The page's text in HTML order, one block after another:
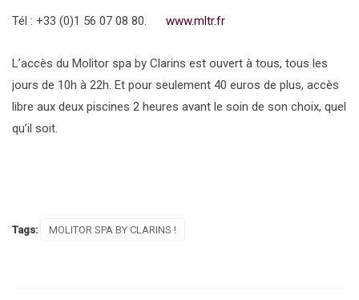
Tél : +33 (0)1 56 07 08 80. www.mltr.fr
L’accès du Molitor spa by Clarins est ouvert à tous, tous les
jours de 10h à 22h. Et pour seulement 40 euros de plus, accès
libre aux deux piscines 2 heures avant le soin de son choix, quel
qu’il soit.
Tags: MOLITOR SPA BY CLARINS !